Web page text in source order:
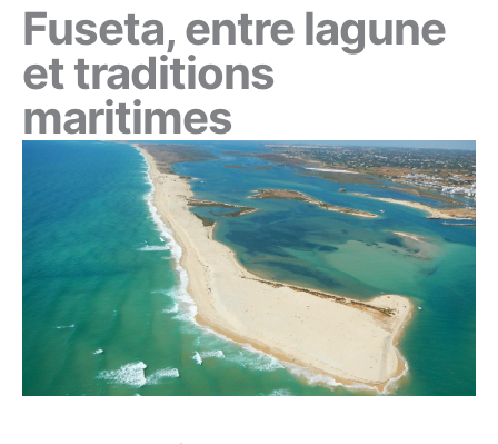
Fuseta, entre lagune
et traditions
maritimes